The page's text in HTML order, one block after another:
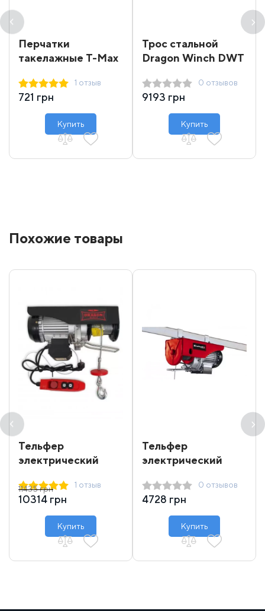
Перчатки
такелажные T-Max
1 отзыв
721 грн
Купить
Трос стальной
Dragon Winch DWT
0 отзывов
9193 грн
Купить
Похожие товары
Тельфер
электрический
400/800
1 отзыв
10314 грн
11435 грн
Купить
Тельфер
электрический
0 отзывов
4728 грн
Купить